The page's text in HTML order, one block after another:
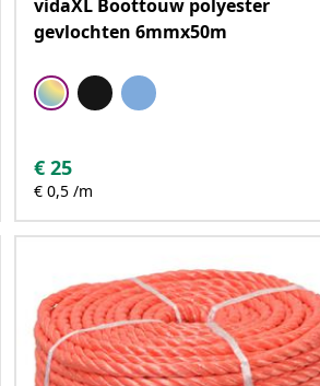
vidaXL Boottouw polyester
gevlochten 6mmx50m
€ 25
€ 0,5 /m